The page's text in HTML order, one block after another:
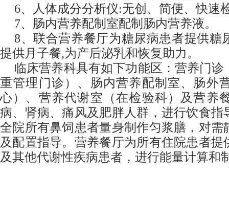
6、人体成分分析仪:无创、简便、快速
7、肠内营养配制室配制肠内营养液。
8、联合营养餐厅为糖尿病患者提供糖
提供月子餐,为产后泌乳和恢复助力。
临床营养科具有如下功能区：营养门
重管理门诊）、肠内营养配制室、肠外
心）、营养代谢室（在检验科）及营养
病、肾病、痛风及肥胖人群，进行饮食指
全院所有鼻饲患者量身制作匀浆膳，对需
及配置指导。营养餐厅为所有住院患者
及其他代谢性疾病患者，进行能量计算和